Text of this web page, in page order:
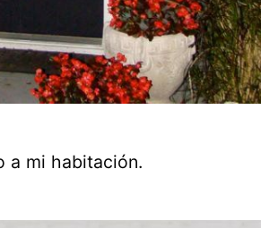
a mi habitación.